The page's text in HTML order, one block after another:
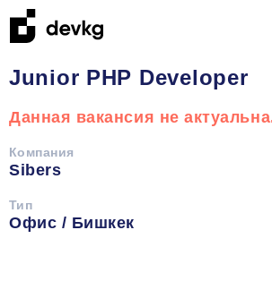
Junior PHP Developer
Данная вакансия не
Компания
Sibers
Тип
Офис / Бишкек